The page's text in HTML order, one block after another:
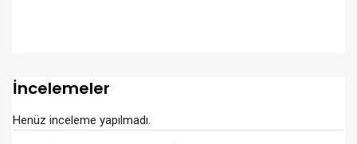
İncelemeler
Henüz inceleme yapılmadı.